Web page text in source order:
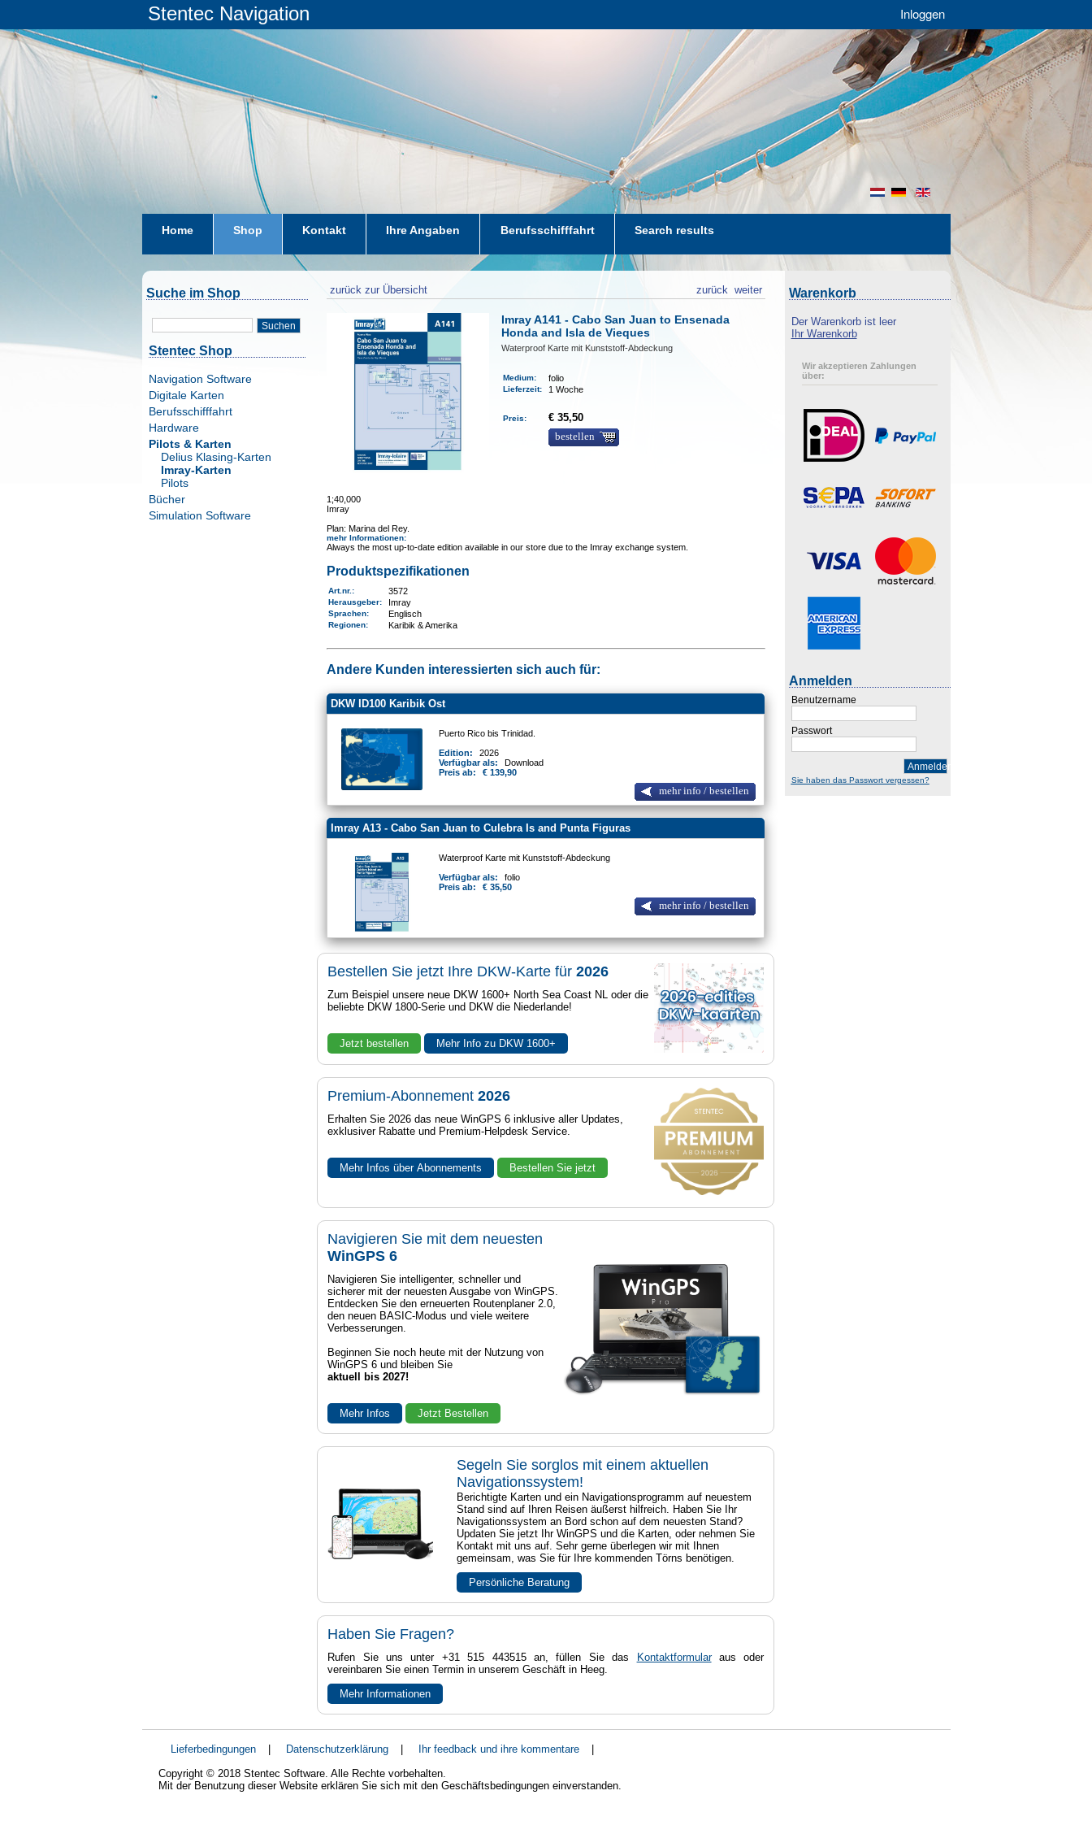
Stentec Navigation Inloggen
en
de
nl
Home Shop Kontakt Ihre Angaben Berufsschifffahrt Search results
Suche im Shop
Suchen
Stentec Shop
Navigation Software
Digitale Karten
Berufsschifffahrt
Hardware
Pilots & Karten
Delius Klasing-Karten
Imray-Karten
Pilots
Bücher
Simulation Software
zurück zur Übersicht weiter
zurück
Imray A141 - Cabo San Juan to Ensenada
Honda and Isla de Vieques
Waterproof Karte mit Kunststoff-Abdeckung
Medium: folio
Lieferzeit: 1 Woche
Preis:
€ 35,50
bestellen
1;40,000
Imray
Plan: Marina del Rey.
mehr Informationen:
Always the most up-to-date edition available in our store due to the Imray exchange system.
Produktspezifikationen
Art.nr. : 3572
Herausgeber: Imray
Sprachen: Englisch
Regionen: Karibik & Amerika
Andere Kunden interessierten sich auch für:
DKW ID100 Karibik Ost
Puerto Rico bis Trinidad.
Edition:
2026
Verfügbar als:
Download
Preis ab:
€ 139,90
mehr info / bestellen
Imray A13 - Cabo San Juan to Culebra Is and Punta Figuras
Waterproof Karte mit Kunststoff-Abdeckung
Verfügbar als:
folio
Preis ab:
€ 35,50
mehr info / bestellen
Bestellen Sie jetzt Ihre DKW-Karte für2026
Zum Beispiel unsere neue DKW 1600+ North Sea Coast NL oder die
beliebte DKW 1800-Serie und DKW die Niederlande!
Jetzt bestellen Mehr Info zu DKW 1600+
Premium-Abonnement2026
Erhalten Sie 2026 das neue WinGPS 6 inklusive aller Updates,
exklusiver Rabatte und Premium-Helpdesk Service.
Mehr Infos über Abonnements Bestellen Sie jetzt
Navigieren Sie mit dem neuesten
WinGPS 6
Navigieren Sie intelligenter, schneller und
sicherer mit der neuesten Ausgabe von WinGPS.
Entdecken Sie den erneuerten Routenplaner 2.0,
den neuen BASIC-Modus und viele weitere
Verbesserungen.
Beginnen Sie noch heute mit der Nutzung von
WinGPS 6 und bleiben Sie
aktuell bis 2027!
Mehr Infos Jetzt Bestellen
Segeln Sie sorglos mit einem aktuellen
Navigationssystem!
Berichtigte Karten und ein Navigationsprogramm auf neuestem
Stand sind auf Ihren Reisen äußerst hilfreich. Haben Sie Ihr
Navigationssystem an Bord schon auf dem neuesten Stand?
Updaten Sie jetzt Ihr WinGPS und die Karten, oder nehmen Sie
Kontakt mit uns auf. Sehr gerne überlegen wir mit Ihnen
gemeinsam, was Sie für Ihre kommenden Törns benötigen.
Persönliche Beratung
Haben Sie Fragen?
Rufen Sie uns unter +31 515 443515 an, füllen Sie das Kontaktformularaus oder
vereinbaren Sie einen Termin in unserem Geschäft in Heeg.
Mehr Informationen
Warenkorb
Der Warenkorb ist leer
Ihr Warenkorb
Wir akzeptieren Zahlungen
über:
Anmelden
Benutzername
Passwort
Anmelden
Sie haben das Passwort vergessen?
Lieferbedingungen | Datenschutzerklärung | Ihr feedback und ihre kommentare
|
Copyright © 2018 Stentec Software. Alle Rechte vorbehalten.
Mit der Benutzung dieser Website erklären Sie sich mit den Geschäftsbedingungen einverstanden.